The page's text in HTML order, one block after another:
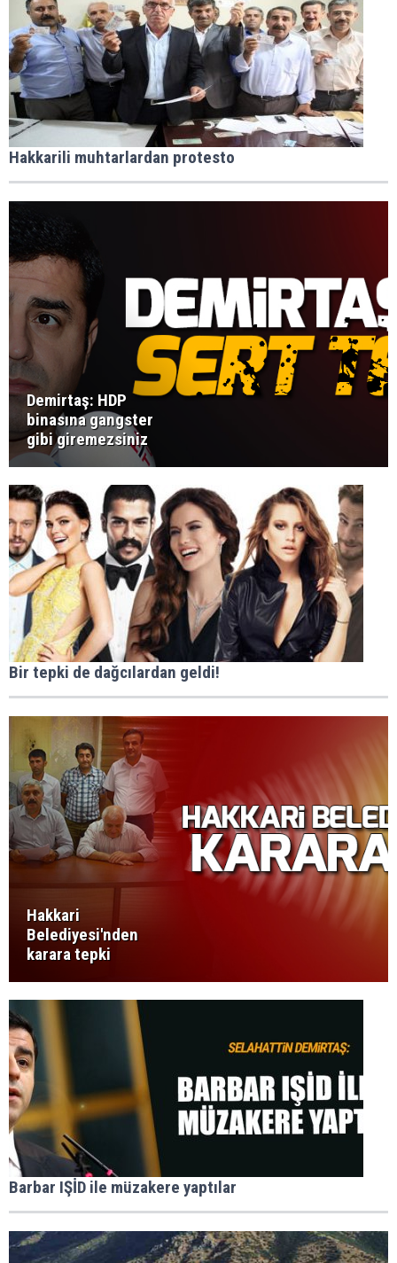
Hakkarili muhtarlardan protesto
Demirtaş: HDP
binasına gangster
gibi giremezsiniz
Bir tepki de dağcılardan geldi!
Hakkari
Belediyesi'nden
karara tepki
Barbar IŞİD ile müzakere yaptılar